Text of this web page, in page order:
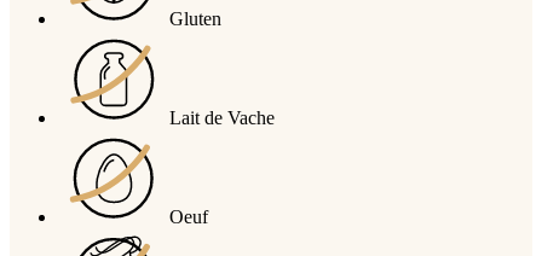
Gluten
Lait de Vache
Oeuf